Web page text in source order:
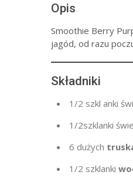
Opis
Smoothie Berry
jagód, od razu
Składniki
1/2 szkl anki
1/2szklanki
6 dużych
1/2 szklanki